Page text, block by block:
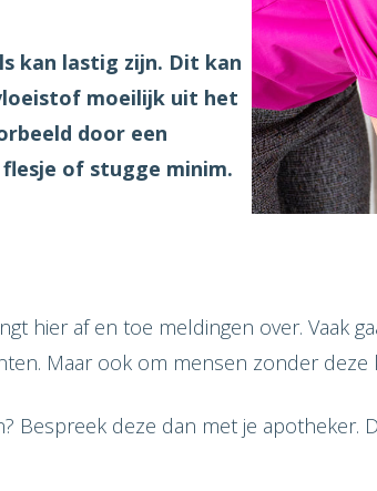
kan lastig zijn. Dit kan
moeilijk uit het
door een
of stugge minim.
hier af en toe meldingen over. Vaak
Maar ook om mensen zonder deze
Bespreek deze dan met je apotheker.